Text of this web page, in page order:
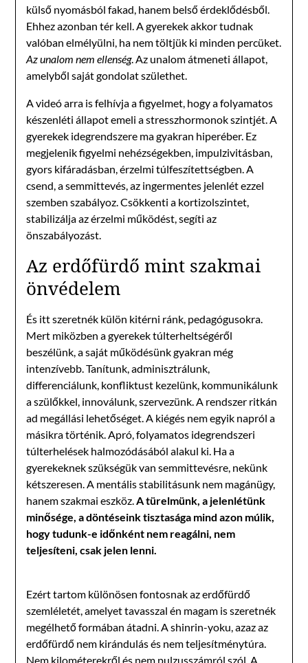
külső nyomásból fakad, hanem belső érdeklődésből.
Ehhez azonban tér kell. A gyerekek akkor tudnak
valóban elmélyülni, ha nem töltjük ki minden percüket.
Az unalom nem ellenség. Az unalom átmeneti állapot,
amelyből saját gondolat születhet.
A videó arra is felhívja a figyelmet, hogy a folyamatos
készenléti állapot emeli a stresszhormonok szintjét. A
gyerekek idegrendszere ma gyakran hiperéber. Ez
megjelenik figyelmi nehézségekben, impulzivitásban,
gyors kifáradásban, érzelmi túlfeszítettségben. A
csend, a semmittevés, az ingermentes jelenlét ezzel
szemben szabályoz. Csökkenti a kortizolszintet,
stabilizálja az érzelmi működést, segíti az
önszabályozást.
Az erdőfürdő mint szakmai
önvédelem
És itt szeretnék külön kitérni ránk, pedagógusokra.
Mert miközben a gyerekek túlterheltségéről
beszélünk, a saját működésünk gyakran még
intenzívebb. Tanítunk, adminisztrálunk,
differenciálunk, konfliktust kezelünk, kommunikálunk
a szülőkkel, innoválunk, szervezünk. A rendszer ritkán
ad megállási lehetőséget. A kiégés nem egyik napról a
másikra történik. Apró, folyamatos idegrendszeri
túlterhelések halmozódásából alakul ki. Ha a
gyerekeknek szükségük van semmittevésre, nekünk
kétszeresen. A mentális stabilitásunk nem magánügy,
hanem szakmai eszköz. A türelmünk, a jelenlétünk
minősége, a döntéseink tisztasága mind azon múlik,
hogy tudunk-e időnként nem reagálni, nem
teljesíteni, csak jelen lenni.
Ezért tartom különösen fontosnak az erdőfürdő
szemléletét, amelyet tavasszal én magam is szeretnék
megélhető formában átadni. A shinrin-yoku, azaz az
erdőfürdő nem kirándulás és nem teljesítménytúra.
Nem kilométerekről és nem pulzusszámról szól. A